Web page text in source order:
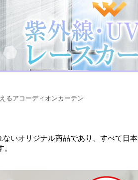
るアコーディオンカーテン
いオリジナル商品であり、すべて日本